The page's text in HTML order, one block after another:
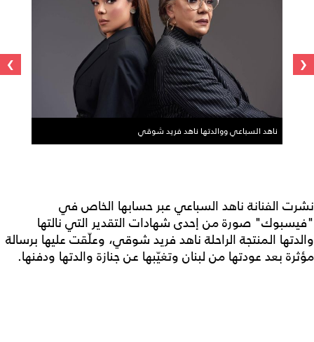
ناهد السباعي ووالدتها ناهد فريد شوقي
‹
›
نشرت الفنانة ناهد السباعي عبر حسابها الخاص في
"فيسبوك" صورة من إحدى شهادات التقدير التي نالتها
والدتها المنتجة الراحلة ناهد فريد شوقي، وعلّقت عليها برسالة
مؤثرة بعد عودتها من لبنان وتغيّبها عن جنازة والدتها ودفنها.